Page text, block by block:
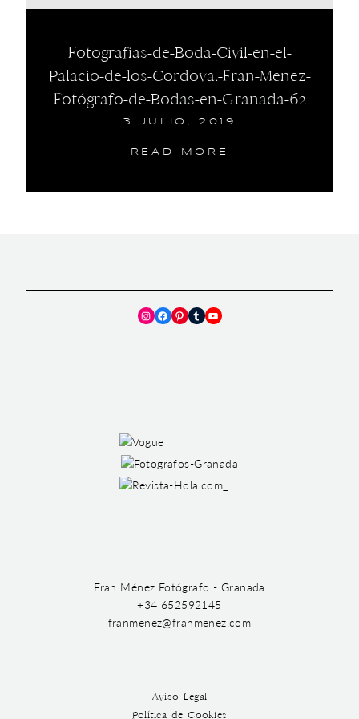
Fotografias-de-Boda-Civil-en-el-
Palacio-de-los-Cordova.-Fran-Menez-
Fotógrafo-de-Bodas-en-Granada-62
3 JULIO, 2019
READ MORE
Instagram
Facebook
Pinterest
TumblrYouTube
Fran Ménez Fotógrafo - Granada
+34 652592145
franmenez@franmenez.com
Aviso Legal
Política de Cookies